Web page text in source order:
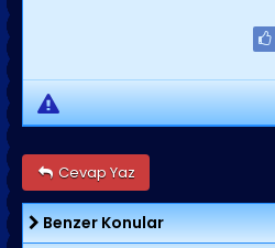
Cevap Yaz
Benzer Konular